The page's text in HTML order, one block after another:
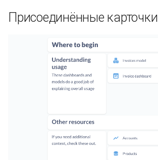
Присоединённые карточки